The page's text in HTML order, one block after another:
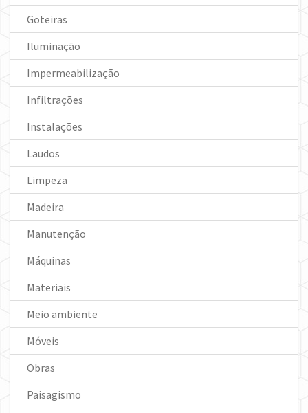
Goteiras
Iluminação
Impermeabilização
Infiltrações
Instalações
Laudos
Limpeza
Madeira
Manutenção
Máquinas
Materiais
Meio ambiente
Móveis
Obras
Paisagismo